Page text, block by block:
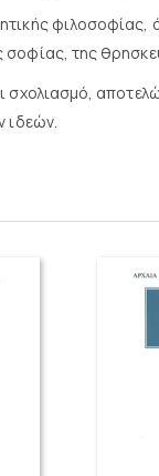
της
σχολιασμό,
ιδεών.